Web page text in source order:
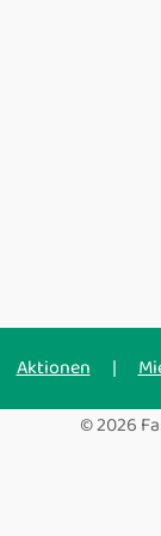
Aktionen |
© 2026